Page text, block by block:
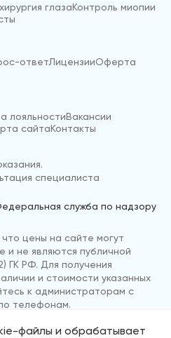
глазаКонтроль миопии
ответЛицензииОферта
лояльностиВакансии
сайтаКонтакты
специалиста
служба по надзору
цены на сайте могут
и не являются публичной
ГК РФ. Для получения
и стоимости указанных
к администраторам с
телефонам.
файлы и обрабатывает